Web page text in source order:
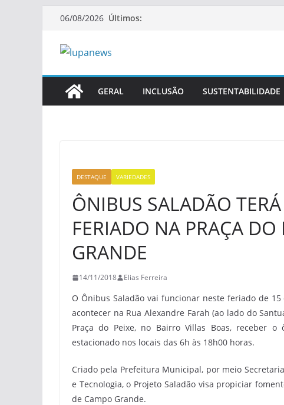
Pular06/08/2026 Últimos:
GERAL INCLUSÃO SUSTENTABILIDADE
DESTAQUE VARIEDADES
ÔNIBUS SALADÃO
FERIADO NA PRAÇA
GRANDE
14/11/2018 Elias Ferreira
O Ônibus Saladão vai funcionar neste feriado de
acontecer na Rua Alexandre Farah (ao lado do
Praça do Peixe, no Bairro Villas Boas, receber
estacionado nos locais das 6h às 18h00 horas.
Criado pela Prefeitura Municipal, por meio
e Tecnologia, o Projeto Saladão visa propiciar
de Campo Grande.